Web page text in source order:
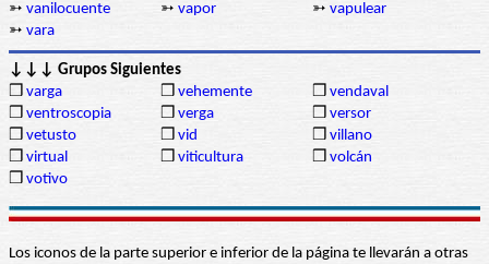
➳ vanilocuente ➳ vapor ➳ vapulear
➳ vara
↓↓↓ Grupos Siguientes
❒ varga ❒ vehemente ❒ vendaval
❒ ventroscopia ❒ verga ❒ versor
❒ vetusto ❒ vid ❒ villano
❒ virtual ❒ viticultura ❒ volcán
❒ votivo
Los iconos de la parte superior e inferior de la página te llevarán a otras